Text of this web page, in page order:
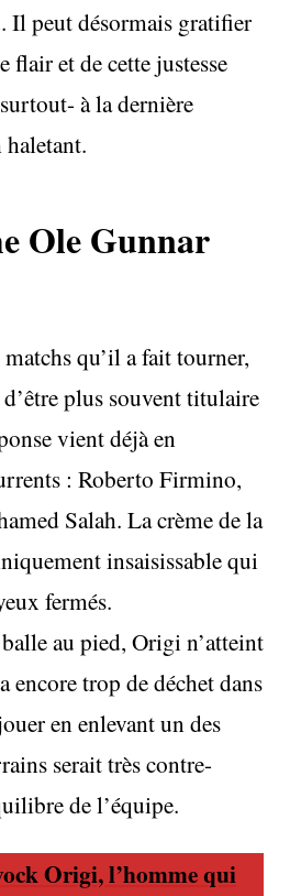
Il peut désormais gratifier
flair et de cette justesse
à la dernière
Ole Gunnar
qu’il a fait tourner,
plus souvent titulaire
vient déjà en
: Roberto Firmino,
Salah. La crème de la
insaisissable qui
fermés.
au pied, Origi n’atteint
encore trop de déchet dans
en enlevant un des
serait très contre-
de l’équipe.
Origi, l’homme qui